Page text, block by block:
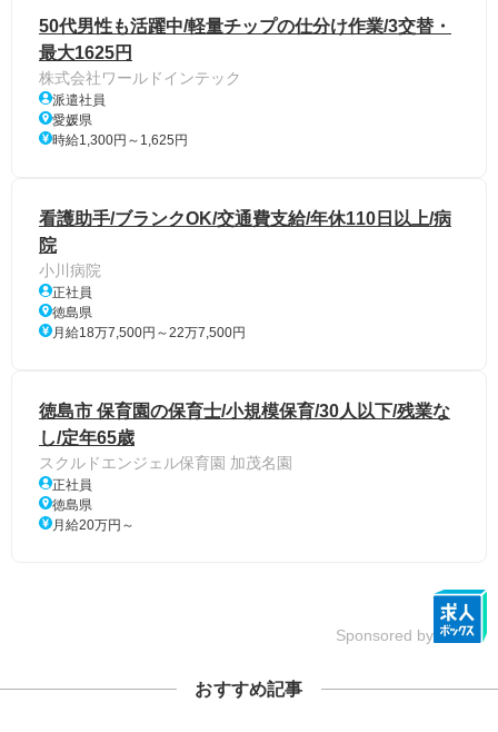
50代男性も活躍中/軽量チップの仕分け作業/3交替・
最大1625円
株式会社ワールドインテック
派遣社員
愛媛県
時給1,300円～1,625円
看護助手/ブランクOK/交通費支給/年休110日以上/病
院
小川病院
正社員
徳島県
月給18万7,500円～22万7,500円
徳島市 保育園の保育士/小規模保育/30人以下/残業な
し/定年65歳
スクルドエンジェル保育園 加茂名園
正社員
徳島県
月給20万円～
Sponsored by
おすすめ記事